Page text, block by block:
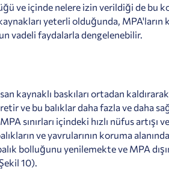
ve içinde nelere izin verildiği de bu
yeterli olduğunda, MPA'ların
vadeli faydalarla dengelenebilir.
kaynaklı baskıları ortadan
ve bu balıklar daha fazla ve daha
MPA sınırları içindeki hızlı nüfus artışı
ve yavrularının koruma
bolluğunu yenilemekte ve MPA
10).